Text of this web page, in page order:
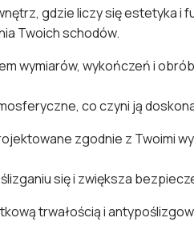
gdzie liczy się estetyka i
Twoich schodów.
wymiarów, wykończeń i
co czyni ją
zgodnie z Twoimi
się i zwiększa
trwałością i